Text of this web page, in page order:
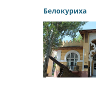
Белокуриха